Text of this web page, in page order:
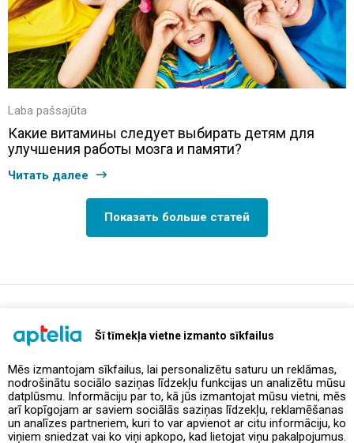
Šī tīmekļa vietne izmanto sīkfailus
Mēs izmantojam sīkfailus, lai personalizētu saturu un reklāmas,
nodrošinātu sociālo saziņas līdzekļu funkcijas un analizētu mūsu
datplūsmu. Informāciju par to, kā jūs izmantojat mūsu vietni, mēs
arī kopīgojam ar saviem sociālās saziņas līdzekļu, reklamēšanas
un analīzes partneriem, kuri to var apvienot ar citu informāciju, ko
viņiem sniedzat vai ko viņi apkopo, kad lietojat viņu pakalpojumus.
Laba pašsajūta
Какие витамины следует выбирать детям для
улучшения работы мозга и памяти?
Читать далее
Показать больше статей
Предложения и акции
Контакты